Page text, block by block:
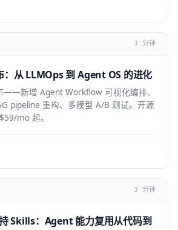
3 分钟
：从 LLMOps 到 Agent OS 的进化
——新增 Agent Workflow 可视化编排、
pipeline 重构、多模型 A/B 测试。开源
mo 起。
3 分钟
Skills：Agent 能力复用从代码到